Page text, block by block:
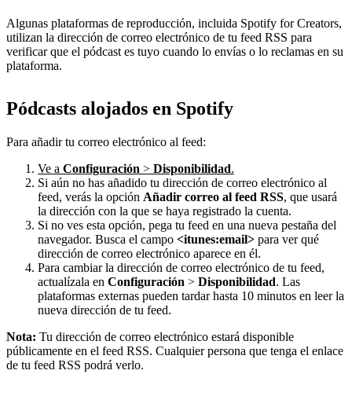
Algunas plataformas de reproducción, incluida Spotify for Creators,
utilizan la dirección de correo electrónico de tu feed RSS para
verificar que el pódcast es tuyo cuando lo envías o lo reclamas en su
plataforma.
Pódcasts alojados en Spotify
Para añadir tu correo electrónico al feed:
Ve a Configuración > Disponibilidad.
Si aún no has añadido tu dirección de correo electrónico al
feed, verás la opción Añadir correo al feed RSS, que usará
la dirección con la que se haya registrado la cuenta.
Si no ves esta opción, pega tu feed en una nueva pestaña del
navegador. Busca el campo <itunes:email> para ver qué
dirección de correo electrónico aparece en él.
Para cambiar la dirección de correo electrónico de tu feed,
actualízala en Configuración > Disponibilidad. Las
plataformas externas pueden tardar hasta 10 minutos en leer la
nueva dirección de tu feed.
Nota: Tu dirección de correo electrónico estará disponible
públicamente en el feed RSS. Cualquier persona que tenga el enlace
de tu feed RSS podrá verlo.